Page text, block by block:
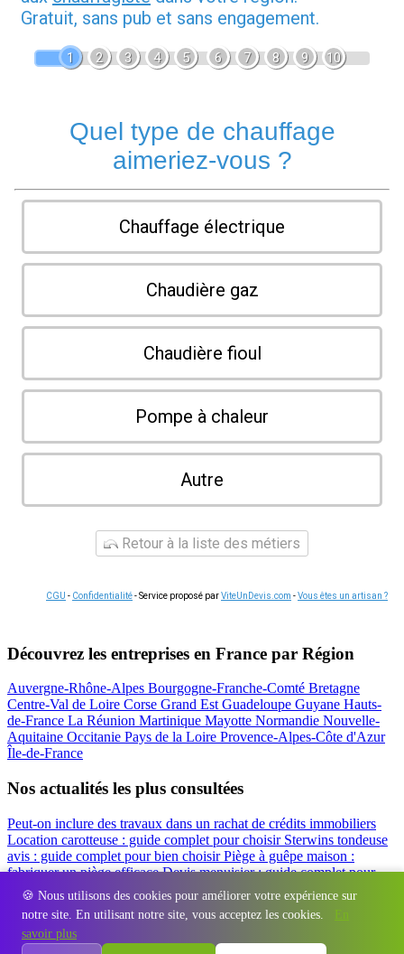
🍪 Nous utilisons des cookies pour améliorer votre expérience sur
notre site. En utilisant notre site, vous acceptez les cookies.
En
savoir plus
Gratuit, sans pub et sans engagement.
1 2 3 4 5 6 7 8 9 10
Quel type de chauffage
aimeriez-vous ?
Chauffage électrique
Chaudière gaz
Chaudière fioul
Pompe à chaleur
Autre
Retour à la liste des métiers
CGU - Confidentialité- Service proposé parViteUnDevis.com -Vous êtes un artisan ?
Découvrez les entreprises en France par Région
Auvergne-Rhône-Alpes Bourgogne-Franche-Comté Bretagne
Centre-Val de Loire Corse Grand EstGuadeloupe Guyane Hauts-
de-France La Réunion Martinique Mayotte Normandie Nouvelle-
Aquitaine Occitanie Pays de la Loire Provence-Alpes-Côte d'Azur
Île-de-France
Nos actualités les plus consultées
Peut-on inclure des travaux dans un rachat de crédits immobiliers
Location carotteuse : guide complet pour choisir Sterwins tondeuse
avis : guide complet pour bien choisirPiège à guêpe maison :
fabriquer un piège efficaceDevis menuisier : guide complet pour
obtenir le meilleur prix
Simulation rachat de crédit : regrouper prêt
travaux et crédits
Régions - Départements - Villes - Entreprises - Marques Contact
Espace presse